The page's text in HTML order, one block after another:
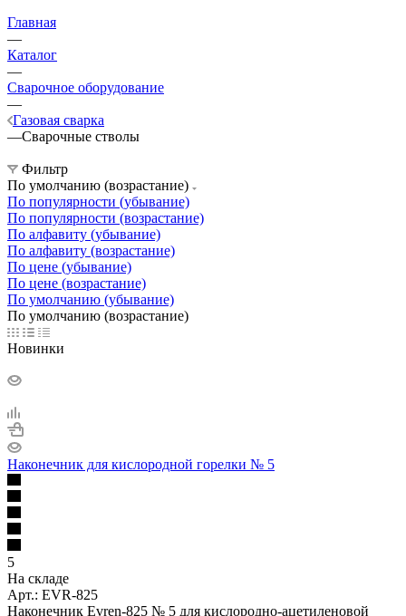
Главная
—
Каталог
—
Сварочное оборудование
—
Газовая сварка
—Сварочные стволы
Фильтр
По умолчанию (возрастание)
По популярности (убывание)
По популярности (возрастание)
По алфавиту (убывание)
По алфавиту (возрастание)
По цене (убывание)
По цене (возрастание)
По умолчанию (убывание)
По умолчанию (возрастание)
Новинки
Наконечник для кислородной горелки № 5
5
На складе
Арт.: EVR-825
Наконечник Evren-825 № 5 для кислородно-ацетиленовой